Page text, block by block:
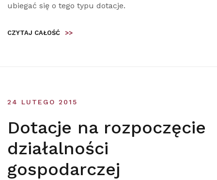
ubiegać się o tego typu dotacje.
CZYTAJ CAŁOŚĆ >>
24 LUTEGO 2015
Dotacje na rozpoczęcie
działalności
gospodarczej